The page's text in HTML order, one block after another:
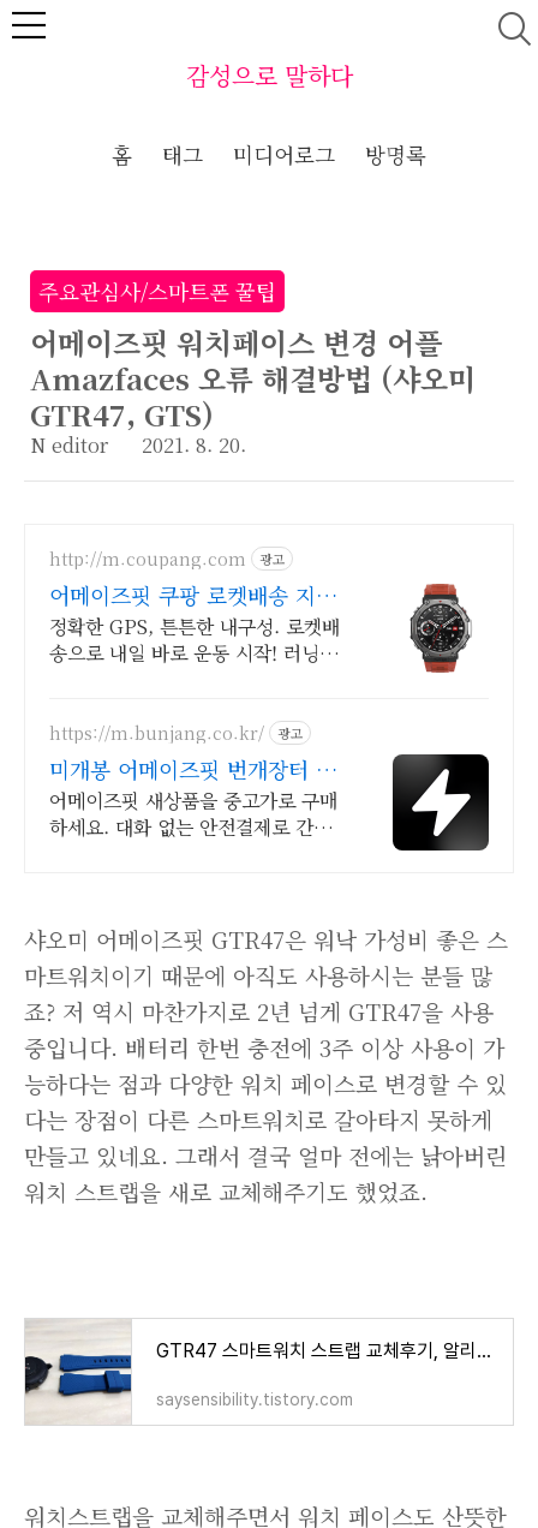
본문 바로가기
감성으로 말하다
홈 태그 미디어로그 방명록
주요관심사/스마트폰 꿀팁
어메이즈핏 워치페이스 변경 어플
Amazfaces 오류 해결방법 (샤오미
GTR47, GTS)
N editor 2021. 8. 20.
http://m.coupang.com 광고
어메이즈핏 쿠팡 로켓배송 지금
주문
정확한 GPS, 튼튼한 내구성. 로켓배
송으로 내일 바로 운동 시작! 러닝
https://m.bunjang.co.kr/ 광고
미개봉 어메이즈핏 번개장터 국
내 최대 브랜드 중고거래
어메이즈핏 새상품을 중고가로 구매
하세요. 대화 없는 안전결제로 간편
샤오미 어메이즈핏 GTR47은 워낙 가성비 좋은 스
마트워치이기 때문에 아직도 사용하시는 분들 많
죠? 저 역시 마찬가지로 2년 넘게 GTR47을 사용
중입니다. 배터리 한번 충전에 3주 이상 사용이 가
능하다는 점과 다양한 워치 페이스로 변경할 수 있
다는 장점이 다른 스마트워치로 갈아타지 못하게
만들고 있네요. 그래서 결국 얼마 전에는 낡아버린
워치 스트랩을 새로 교체해주기도 했었죠.
GTR47 스마트워치 스트랩 교체후기, 알리익스프레스 직구 추천
saysensibility.tistory.com
워치스트랩을 교체해주면서 워치 페이스도 산뜻한